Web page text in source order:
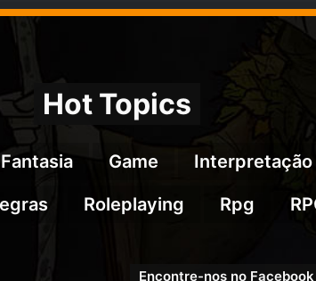
Hot Topics
Fantasia Game Interpretação
Roleplaying Rpg
Encontre-nos no Facebook